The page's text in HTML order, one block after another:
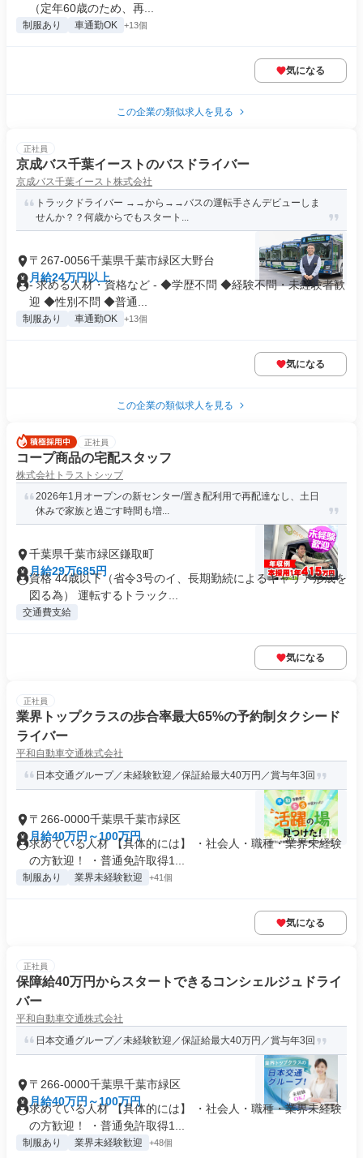
（定年60歳のため、再...
制服あり 車通勤OK +13個
気になる
この企業の類似求人を見る
正社員
京成バス千葉イーストのバスドライバー
京成バス千葉イースト株式会社
トラックドライバー →→から→→バスの運転手さんデビューしま
せんか？？何歳からでもスタート...
〒267-0056千葉県千葉市緑区大野台
月給24万円以上
- 求める人材・資格など - ◆学歴不問 ◆経験不問・未経験者歓
迎 ◆性別不問 ◆普通...
制服あり 車通勤OK +13個
気になる
この企業の類似求人を見る
正社員
コープ商品の宅配スタッフ
株式会社トラストシップ
2026年1月オープンの新センター/置き配利用で再配達なし、土日
休みで家族と過ごす時間も増...
千葉県千葉市緑区鎌取町
月給29万685円
資格 44歳以下（省令3号のイ、長期勤続によるキャリア形成を
図る為） 運転するトラック...
交通費支給
気になる
正社員
業界トップクラスの歩合率最大65%の予約制タクシード
ライバー
平和自動車交通株式会社
日本交通グループ／未経験歓迎／保証給最大40万円／賞与年3回
〒266-0000千葉県千葉市緑区
月給40万円～100万円
求めている人材 【具体的には】 ・社会人・職種・業界未経験
の方歓迎！ ・普通免許取得1...
制服あり 業界未経験歓迎 +41個
気になる
正社員
保障給40万円からスタートできるコンシェルジュドライ
バー
平和自動車交通株式会社
日本交通グループ／未経験歓迎／保証給最大40万円／賞与年3回
〒266-0000千葉県千葉市緑区
月給40万円～100万円
求めている人材 【具体的には】 ・社会人・職種・業界未経験
の方歓迎！ ・普通免許取得1...
制服あり 業界未経験歓迎 +48個